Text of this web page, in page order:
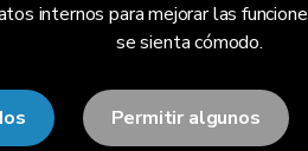
internos para mejorar las
se sienta cómodo.
Permitir algunos